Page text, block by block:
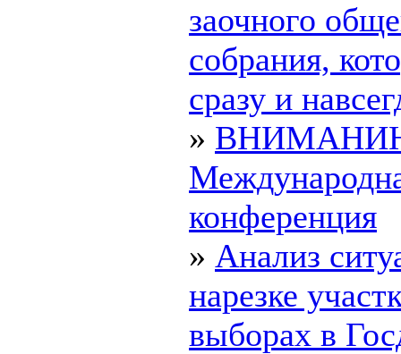
заочного
собрания,
сразу и
»
конференция
» Анализ
нарезке
выборах в